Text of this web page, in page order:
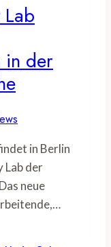
in der
in Berlin
Lab der
neue